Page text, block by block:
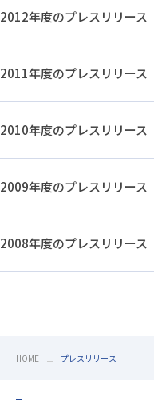
2012年度のプレスリリース
2011年度のプレスリリース
2010年度のプレスリリース
2009年度のプレスリリース
2008年度のプレスリリース
HOME プレスリリース